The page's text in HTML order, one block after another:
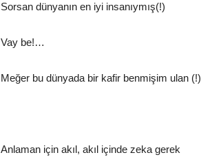
Sorsan dünyanın en iyi insanıymış(!)
Vay be!…
Meğer bu dünyada bir kafir benmişim ulan (!)
Anlaman için akıl, akıl içinde zeka gerek